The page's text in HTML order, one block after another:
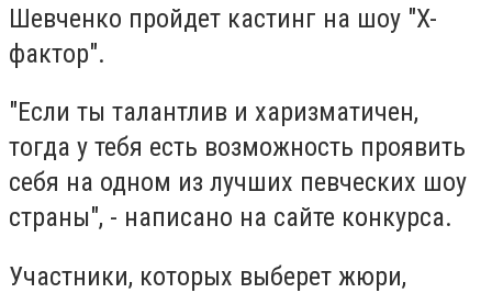
Шевченко пройдет кастинг на шоу "X-
фактор".
"Если ты талантлив и харизматичен,
тогда у тебя есть возможность проявить
себя на одном из лучших певческих шоу
страны", - написано на сайте конкурса.
Участники, которых выберет жюри,